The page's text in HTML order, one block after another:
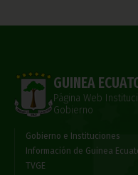
GUINEA
Página Web
Gobierno
Gobierno e Instituciones
Información de Guinea
TVGE